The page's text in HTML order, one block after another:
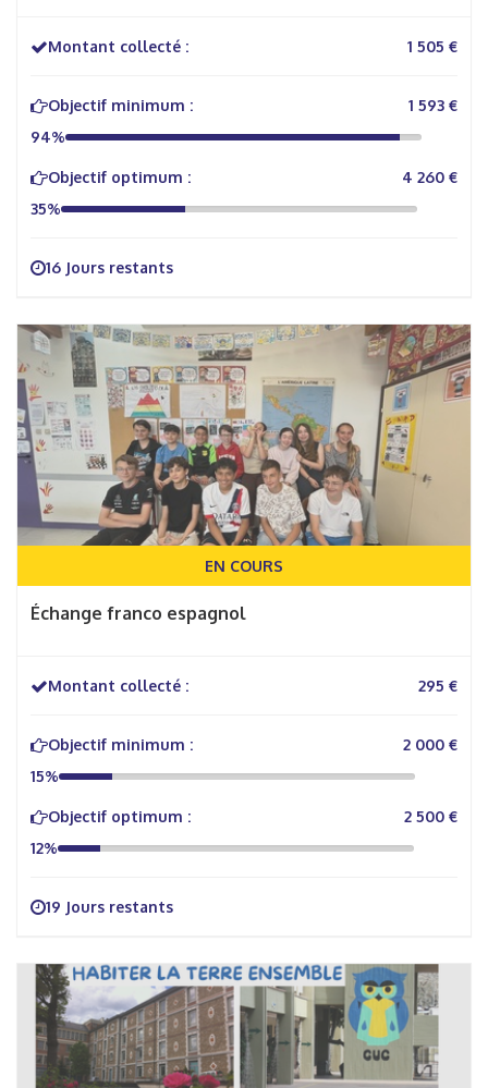
Montant collecté : 1 505 €
Objectif minimum :
1 593 €
94%
Objectif optimum :
4 260 €
35%
16 Jours restants
EN COURS
Échange franco espagnol
Montant collecté : 295 €
Objectif minimum :
2 000 €
15%
Objectif optimum :
2 500 €
12%
19 Jours restants